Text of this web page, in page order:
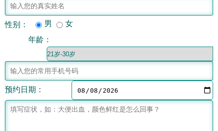
性别： 男
女
年龄：
预约日期：